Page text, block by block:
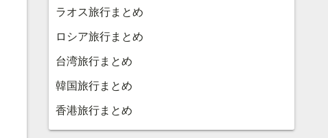
ラオス旅行まとめ
ロシア旅行まとめ
台湾旅行まとめ
韓国旅行まとめ
香港旅行まとめ